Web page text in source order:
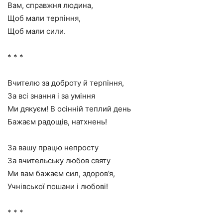
Вам, справжня людина,
Щоб мали терпіння,
Щоб мали сили.
* * *
Вчителю за доброту й терпіння,
За всі знання і за уміння
Ми дякуєм! В осінній теплий день
Бажаєм радощів, натхнень!
За вашу працю непросту
За вчительську любов святу
Ми вам бажаєм сил, здоров’я,
Учнівської пошани і любові!
* * *